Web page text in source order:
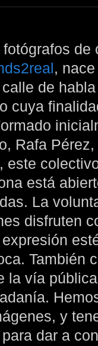
,
de
cuya
Rafa
este
está
La
disfruten
También
la vía
y
dar a